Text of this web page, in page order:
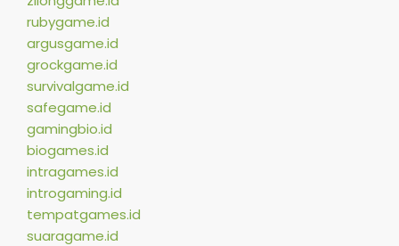
rubygame.id
argusgame.id
grockgame.id
survivalgame.id
safegame.id
gamingbio.id
biogames.id
intragames.id
introgaming.id
tempatgames.id
suaragame.id